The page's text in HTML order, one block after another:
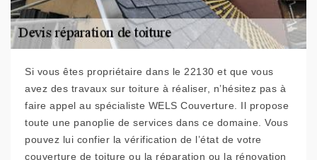
Si vous êtes propriétaire dans le 22130 et que vous
avez des travaux sur toiture à réaliser, n’hésitez pas à
faire appel au spécialiste WELS Couverture. Il propose
toute une panoplie de services dans ce domaine. Vous
pouvez lui confier la vérification de l’état de votre
couverture de toiture ou la réparation ou la rénovation